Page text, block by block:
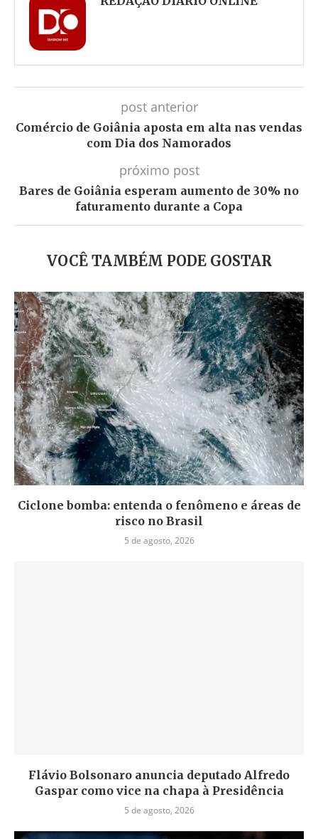
post anterior
Comércio de Goiânia aposta em alta nas vendas
com Dia dos Namorados
próximo post
Bares de Goiânia esperam aumento de 30% no
faturamento durante a Copa
VOCÊ TAMBÉM PODE GOSTAR
Ciclone bomba: entenda o fenômeno e áreas de
risco no Brasil
5 de agosto, 2026
Flávio Bolsonaro anuncia deputado Alfredo
Gaspar como vice na chapa à Presidência
5 de agosto, 2026